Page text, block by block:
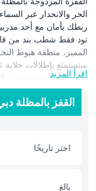
ربطك بأمان مع أحد
تود فقط شطب بند من
ستستمتع بإطلالات خلابة
مثيل له للمدينة. تتضمن
من الهبوط. هل تود شيئًا
على ملخص فيديو مدته
اختيارية. قبل الحجز،
والأهلية. تُطبق هذه
اقرأ المزيد
القفز بالمظلة
اختر تاريخًا
بالغ